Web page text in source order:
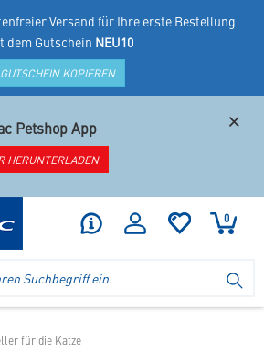
Versand für Ihre erste Bestellung
dem Gutschein NEU10
GUTSCHEIN KOPIEREN
Petshop App
HERUNTERLADEN
×
0
für die Katze